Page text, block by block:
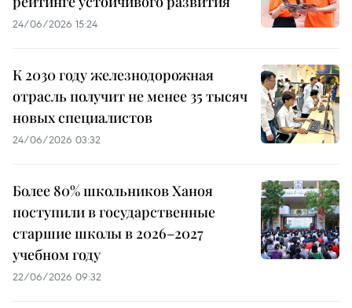
24/06/2026 15:24
К 2030 году железнодорожная
отрасль получит не менее 35 тысяч
новых специалистов
24/06/2026 03:32
Более 80% школьников Ханоя
поступили в государственные
старшие школы в 2026–2027
учебном году
22/06/2026 09:32